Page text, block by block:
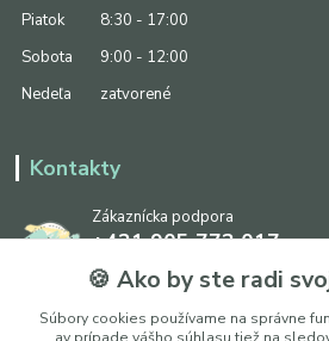
Piatok
8:30 - 17:00
Sobota
9:00 - 12:00
Nedeľa
zatvorené
Kontakty
Zákaznícka podpora
+421 905 773 017
(Po-Pia, 8:30 - 17:00, So: 9:00 -
info@ipapier.sk
🍪 Ako by ste radi
Súbory cookies používame na správne